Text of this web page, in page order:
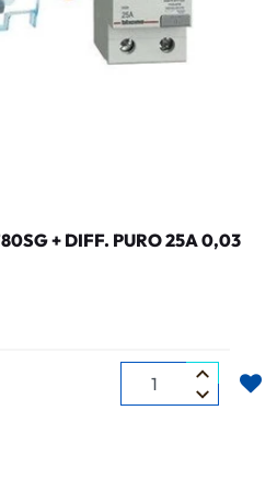
+ DIFF. PURO 25A 0,03